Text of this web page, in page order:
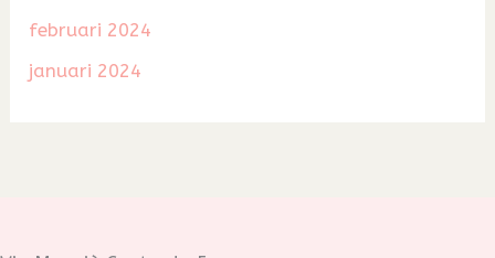
februari 2024
januari 2024